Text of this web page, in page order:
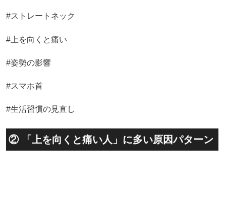
#ストレートネック
#上を向くと痛い
#姿勢の影響
#スマホ首
#生活習慣の見直し
② 「上を向くと痛い人」に多い原因パターン